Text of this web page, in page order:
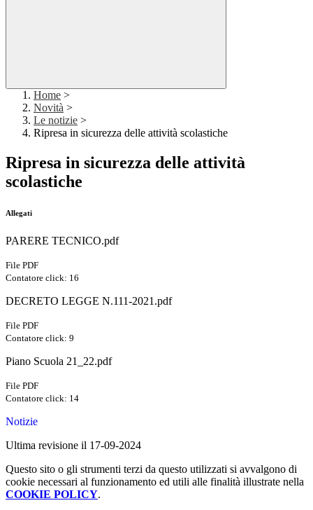
Home >
Novità >
Le notizie >
Ripresa in sicurezza delle attività scolastiche
Ripresa in sicurezza delle attività
scolastiche
Allegati
PARERE TECNICO.pdf
File PDF
Contatore click: 16
DECRETO LEGGE N.111-2021.pdf
File PDF
Contatore click: 9
Piano Scuola 21_22.pdf
File PDF
Contatore click: 14
Notizie
Ultima revisione il 17-09-2024
Questo sito o gli strumenti terzi da questo utilizzati si avvalgono di
cookie necessari al funzionamento ed utili alle finalità illustrate nella
COOKIE POLICY.